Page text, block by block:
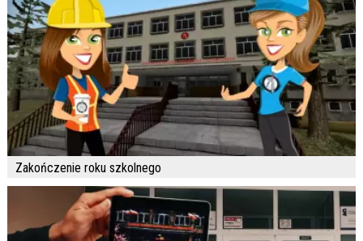
Zakończenie roku szkolnego